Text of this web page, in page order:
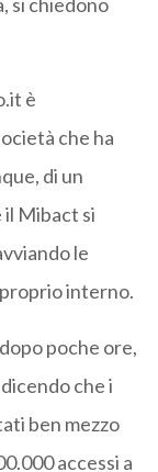
si chiedono
è
che ha
di un
Mibact si
le
interno.
poche ore,
che i
ben mezzo
accessi a